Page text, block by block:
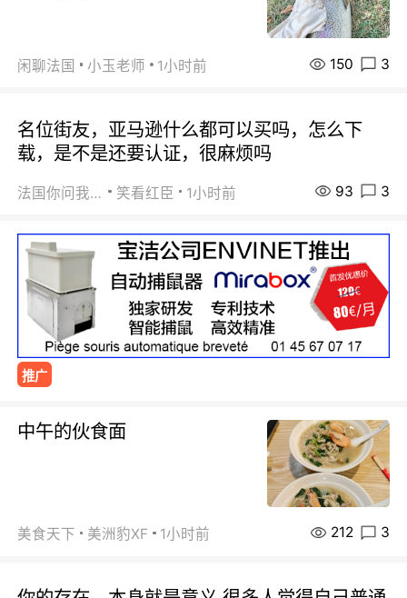
闲聊法国 小玉老师 1小时前 150 3
名位街友，亚马逊什么都可以买吗，怎么下
载，是不是还要认证，很麻烦吗
法国你问我答 笑看红臣 1小时前 93 3
推广
中午的伙食面
美食天下 美洲豹XF 1小时前 212 3